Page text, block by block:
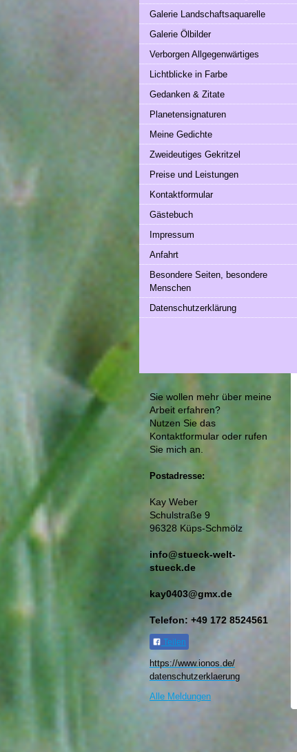
Galerie Landschaftsaquarelle
Galerie Ölbilder
Verborgen Allgegenwärtiges
Lichtblicke in Farbe
Gedanken & Zitate
Planetensignaturen
Meine Gedichte
Zweideutiges Gekritzel
Preise und Leistungen
Kontaktformular
Gästebuch
Impressum
Anfahrt
Besondere Seiten, besondere
Menschen
Datenschutzerklärung
Sie wollen mehr über meine
Arbeit erfahren?
Nutzen Sie das
Kontaktformular oder rufen
Sie mich an.
Postadresse:
Kay Weber
Schulstraße 9
96328 Küps-Schmölz
info@stueck-welt-
stueck.de
kay0403@gmx.de
Telefon: +49 172 8524561
Teilen
https://www.ionos.de/
datenschutzerklaerung​
Alle Meldungen